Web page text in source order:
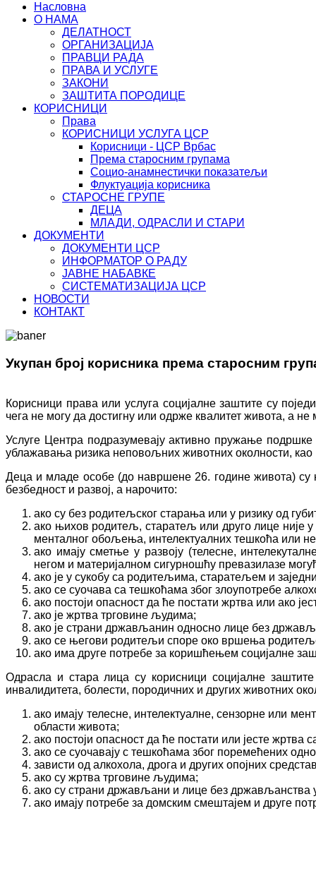
Насловна
О НАМА
ДЕЛАТНОСТ
ОРГАНИЗАЦИЈА
ПРАВЦИ РАДА
ПРАВА И УСЛУГЕ
ЗАКОНИ
ЗАШТИТА ПОРОДИЦЕ
КОРИСНИЦИ
Права
КОРИСНИЦИ УСЛУГА ЦСР
Корисници - ЦСР Врбас
Према старосним групама
Социо-анамнестички показатељи
Флуктуација корисника
СТАРОСНЕ ГРУПЕ
ДЕЦА
МЛАДИ, ОДРАСЛИ И СТАРИ
ДОКУМЕНТИ
ДОКУМЕНТИ ЦСР
ИНФОРМАТОР О РАДУ
ЈАВНЕ НАБАВКЕ
СИСТЕМАТИЗАЦИЈА ЦСР
НОВОСТИ
КОНТАКТ
Укупан број корисника према старосним
Корисници права или услуга социјалне заштите су
чега не могу да достигну или одрже квалитет живота, а
Услуге Центра подразумевају активно пружање
ублажавања ризика неповољних животних околности,
Деца и младе особе (до навршене 26. године живота) су
безбедност и развој, а нарочито:
ако су без родитељског старања или у ризику од
ако њихов родитељ, старатељ или друго лице није
менталног обољења, интелектуалних тешкоћа или
ако имају сметње у развоју (телесне,
негом и материјалном сигурношћу превазилазе
ако је у сукобу са родитељима, старатељем и
ако се суочава са тешкоћама због злоупотребе
ако постоји опасност да ће постати жртва или ако
ако је жртва трговине људима;
ако је страни држављанин односно лице без
ако се његови родитељи споре око вршења
ако има друге потребе за коришћењем социјалне
Одрасла и стара лица су корисници социјалне
инвалидитета, болести, породичних и других животних
ако имају телесне, интелектуалне, сензорне или
области живота;
ако постоји опасност да ће постати или јесте
ако се суочавају с тешкоћама због поремећених
зависти од алкохола, дрога и других опојних
ако су жртва трговине људима;
ако су страни држављани и лице без држављанства
ако имају потребе за домским смештајем и друге